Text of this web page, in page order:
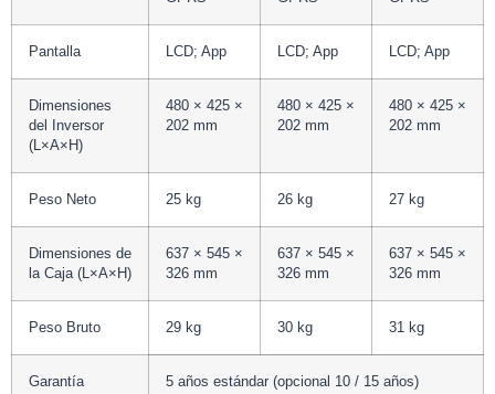
Pantalla LCD; App LCD; App LCD; App
Dimensiones
del Inversor
(L×A×H)
480 × 425 ×
202 mm
480 × 425 ×
202 mm
480 × 425 ×
202 mm
Peso Neto 25 kg 26 kg 27 kg
Dimensiones de
la Caja (L×A×H)
637 × 545 ×
326 mm
637 × 545 ×
326 mm
637 × 545 ×
326 mm
Peso Bruto 29 kg 30 kg 31 kg
Garantía 5 años estándar (opcional 10 / 15 años)